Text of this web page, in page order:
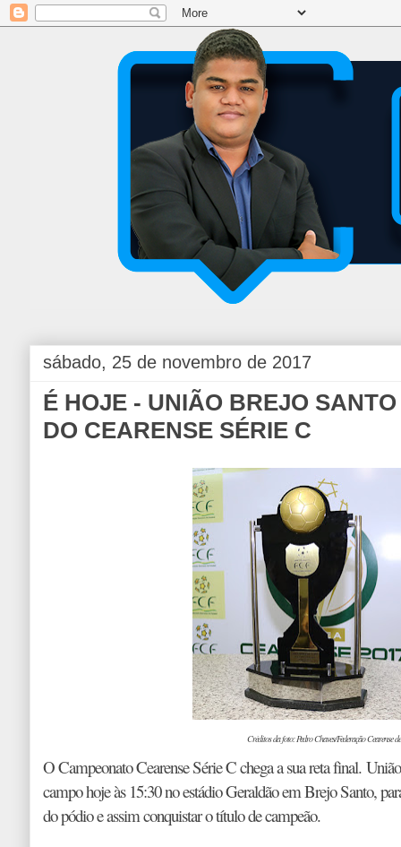
sábado, 25 de novembro de 2017
É HOJE - UNIÃO BREJO
DO CEARENSE SÉRIE C
Créditos da foto: Pedro Chaves/Federação Cearense
O Campeonato Cearense Série C chega a sua reta final.
campo hoje às 15:30 no estádio Geraldão em Brejo Santo,
do pódio e assim conquistar o título de campeão.